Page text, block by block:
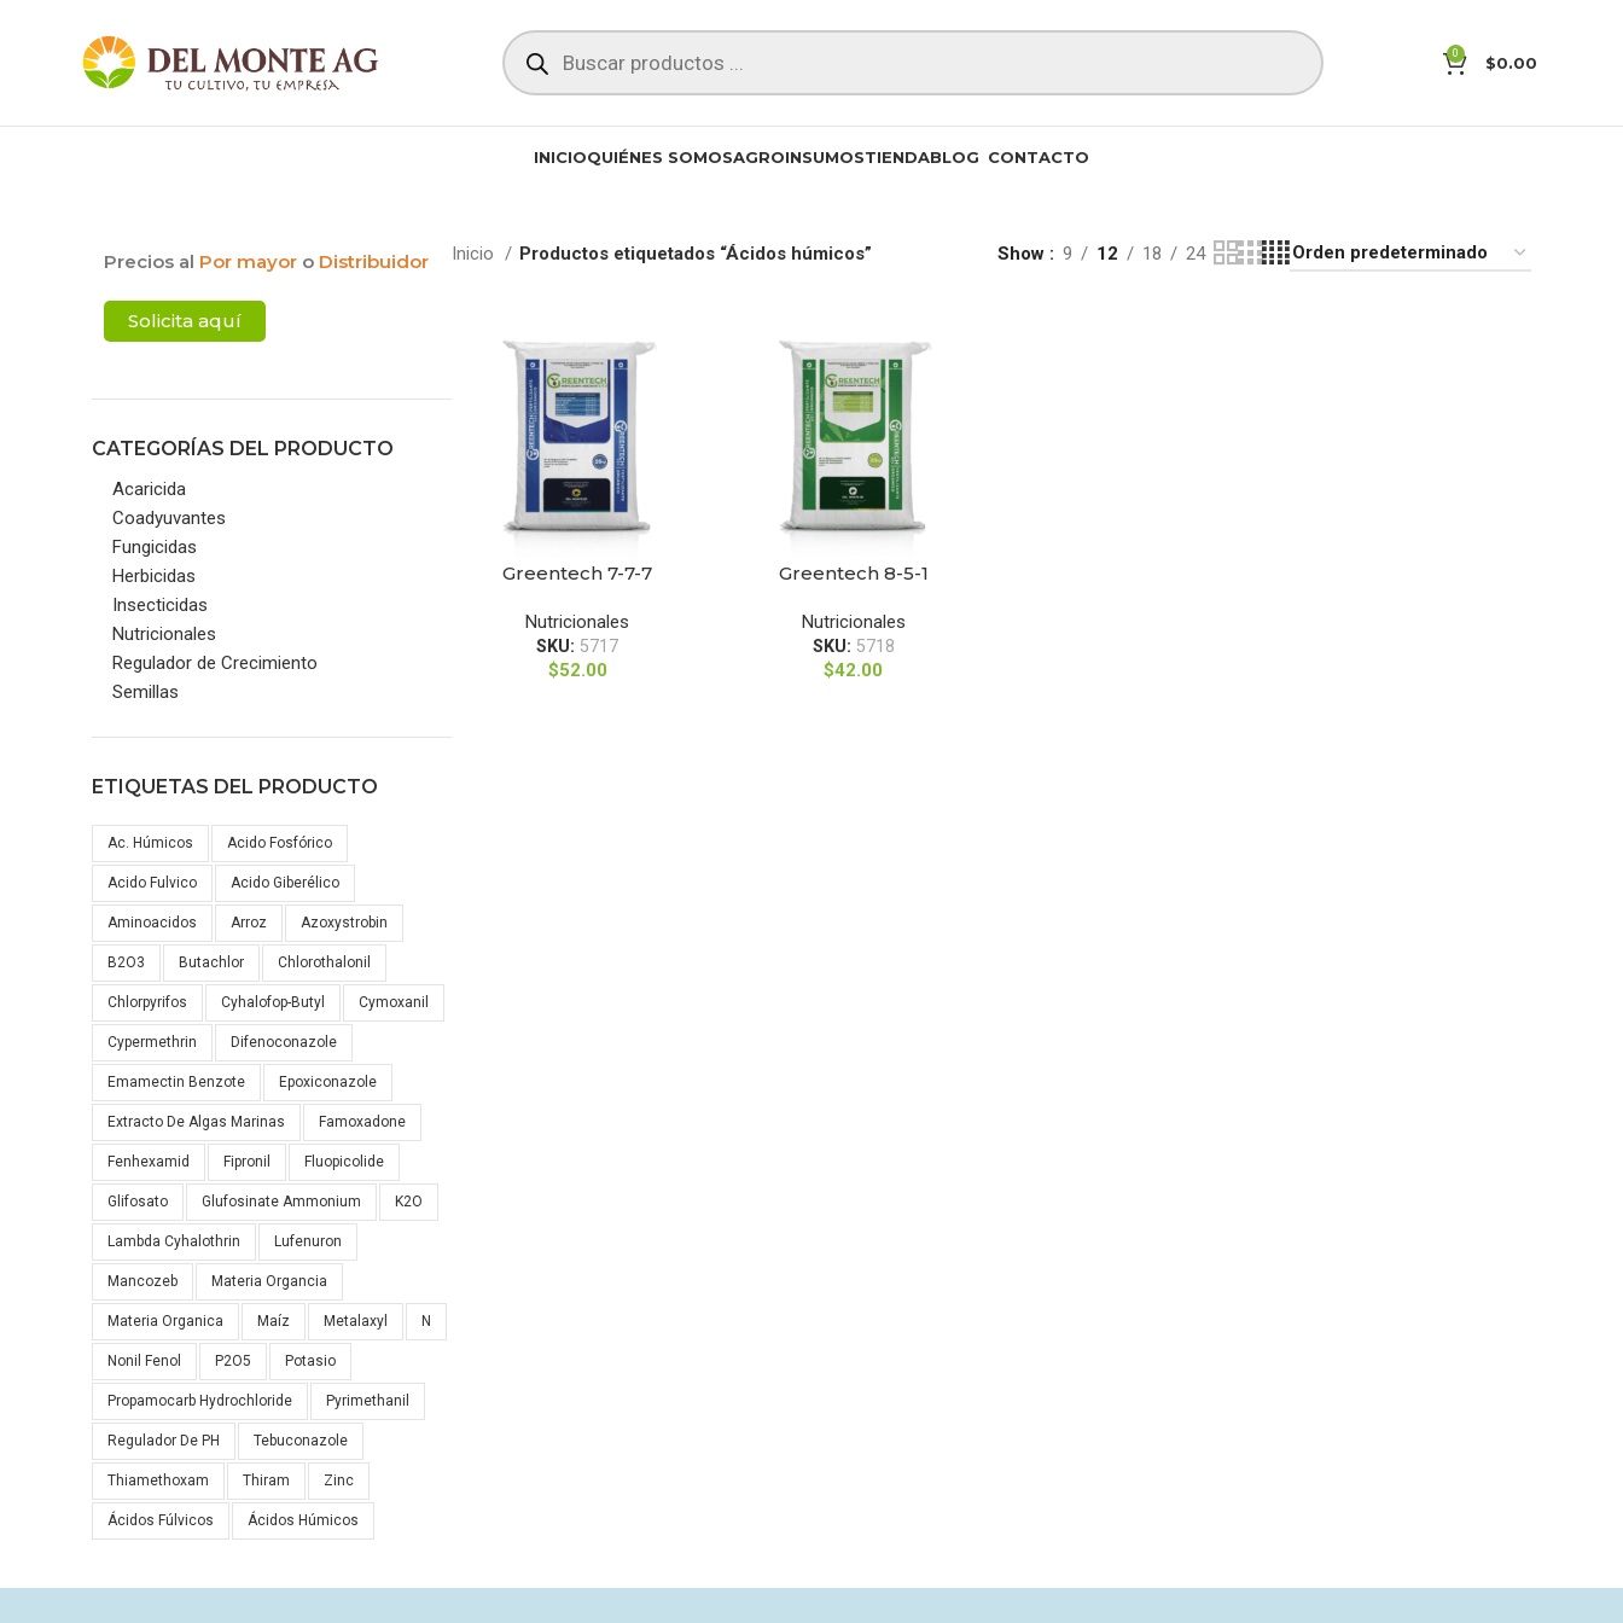
0 $0.00
INICIOQUIÉNES SOMOSAGROINSUMOSTIENDABLOG CONTACTO
Precios al Por mayor o Distribuidor
Solicita aquí
CATEGORÍAS DEL PRODUCTO
Acaricida
Coadyuvantes
Fungicidas
Herbicidas
Insecticidas
Nutricionales
Regulador de Crecimiento
Semillas
ETIQUETAS DEL PRODUCTO
Ac. Húmicos Acido Fosfórico
Acido Fulvico Acido Giberélico
Aminoacidos Arroz Azoxystrobin
B2O3 Butachlor Chlorothalonil
Chlorpyrifos Cyhalofop-Butyl Cymoxanil
Cypermethrin Difenoconazole
Emamectin Benzote Epoxiconazole
Extracto De Algas Marinas Famoxadone
Fenhexamid Fipronil Fluopicolide
Glifosato Glufosinate Ammonium K2O
Lambda Cyhalothrin Lufenuron
Mancozeb Materia Organcia
Materia Organica Maíz Metalaxyl N
Nonil Fenol P2O5 Potasio
Propamocarb Hydrochloride Pyrimethanil
Regulador De PH Tebuconazole
Thiamethoxam Thiram Zinc
Ácidos Fúlvicos Ácidos Húmicos
Inicio Productos etiquetados “Ácidos húmicos” Show 9 12 18 24
SELECCIONAR OPCIONES
Greentech 7-7-7
Nutricionales
SKU: 5717
$52.00
SELECCIONAR OPCIONES
Greentech 8-5-1
Nutricionales
SKU: 5718
$42.00